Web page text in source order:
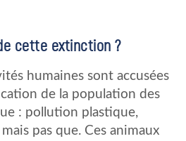
cette extinction ?
humaines sont accusées
de la population des
: pollution plastique,
pas que. Ces animaux